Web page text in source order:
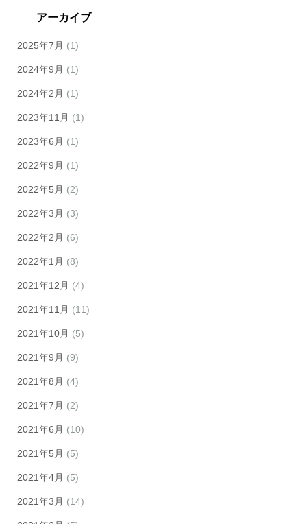
アーカイブ
2025年7月 (1)
2024年9月 (1)
2024年2月 (1)
2023年11月 (1)
2023年6月 (1)
2022年9月 (1)
2022年5月 (2)
2022年3月 (3)
2022年2月 (6)
2022年1月 (8)
2021年12月 (4)
2021年11月 (11)
2021年10月 (5)
2021年9月 (9)
2021年8月 (4)
2021年7月 (2)
2021年6月 (10)
2021年5月 (5)
2021年4月 (5)
2021年3月 (14)